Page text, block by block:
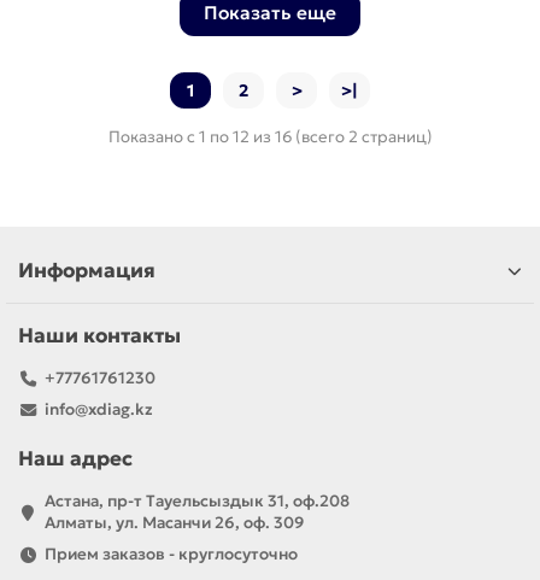
Показать еще
1 2 > >|
Показано с 1 по 12 из 16 (всего 2 страниц)
Информация
Наши контакты
+77761761230
info@xdiag.kz
Наш адрес
Астана, пр-т Тауельсыздык 31, оф.208
Алматы, ул. Масанчи 26, оф. 309
Прием заказов - круглосуточно